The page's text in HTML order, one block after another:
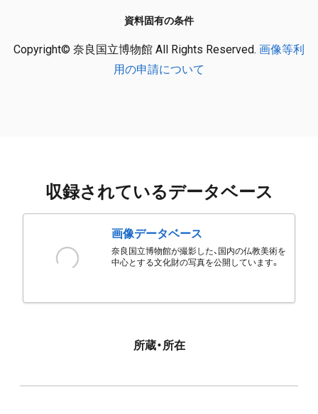
資料固有の条件
Copyright© 奈良国立博物館 All Rights Reserved. 画像等利
用の申請について
収録されているデータベース
画像データベース
奈良国立博物館が撮影した、国内の仏教美術を
中心とする文化財の写真を公開しています。
所蔵・所在